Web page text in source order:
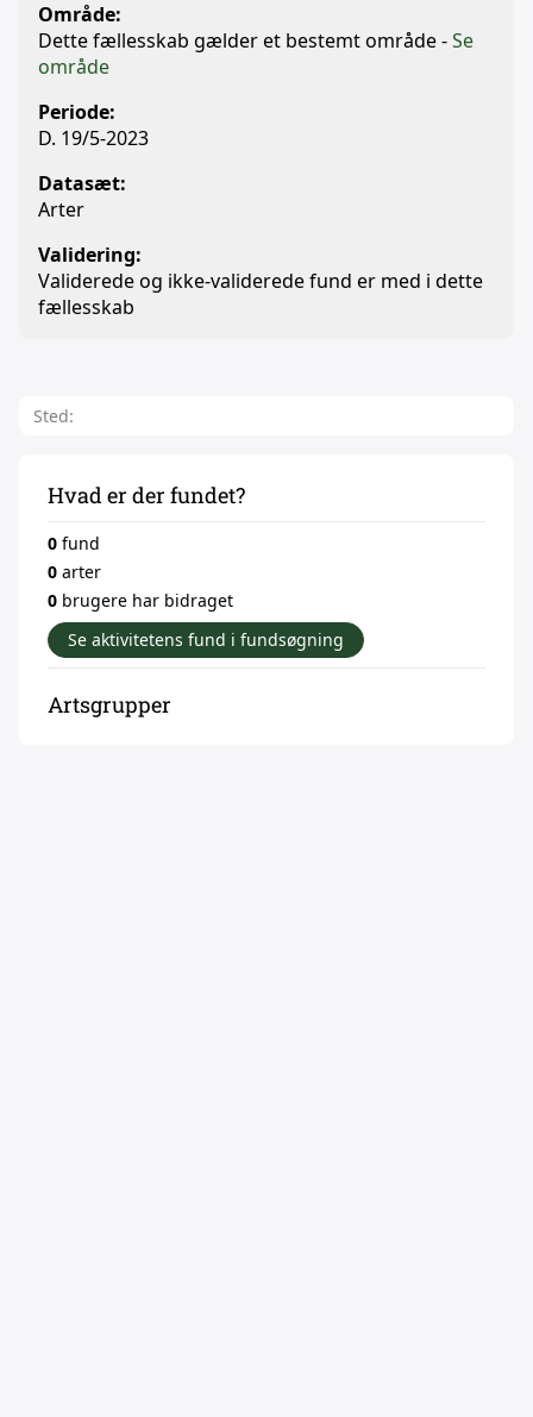
Område:
Dette fællesskab gælder et bestemt område -Se
område
Periode:
D. 19/5-2023
Datasæt:
Arter
Validering:
Validerede og ikke-validerede fund er med i dette
fællesskab
Sted:
Hvad er der fundet?
0 fund
0 arter
0 brugere har bidraget
Se aktivitetens fund i fundsøgning
Artsgrupper